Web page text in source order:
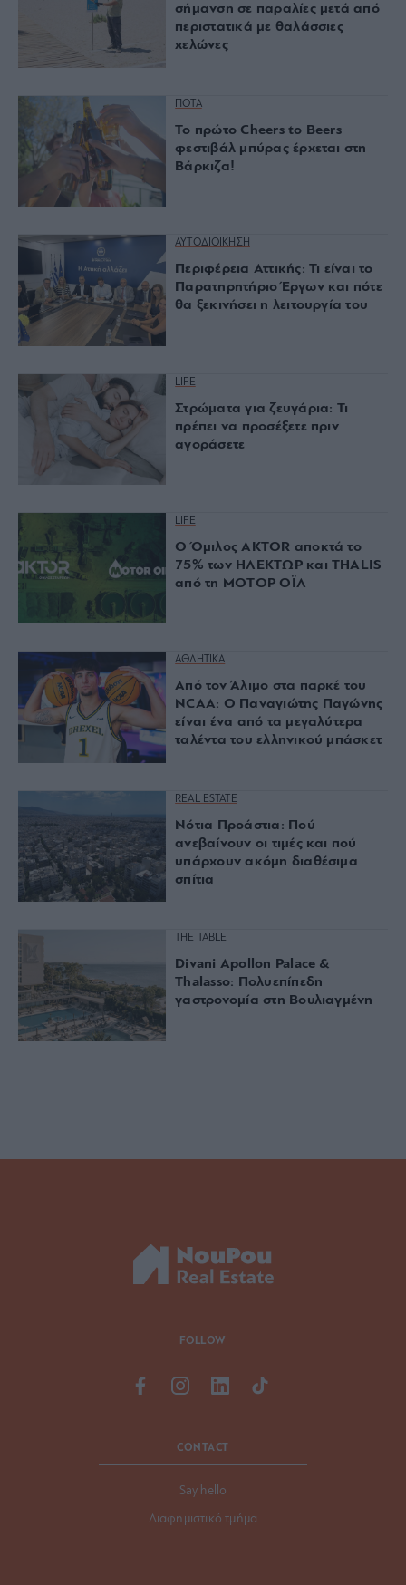
σήμανση σε παραλίες μετά από
περιστατικά με θαλάσσιες
χελώνες
ΠΟΤΑ
Το πρώτο Cheers to Beers
φεστιβάλ μπύρας έρχεται στη
Βάρκιζα!
ΑΥΤΟΔΙΟΙΚΗΣΗ
Περιφέρεια Αττικής: Τι είναι το
Παρατηρητήριο Έργων και πότε
θα ξεκινήσει η λειτουργία του
LIFE
Στρώματα για ζευγάρια: Τι
πρέπει να προσέξετε πριν
αγοράσετε
LIFE
Ο Όμιλος AKTOR αποκτά το
75% των ΗΛΕΚΤΩΡ και THALIS
από τη ΜΟΤΟΡ ΟΪΛ
ΑΘΛΗΤΙΚΑ
Από τον Άλιμο στα παρκέ του
NCAA: Ο Παναγιώτης Παγώνης
είναι ένα από τα μεγαλύτερα
ταλέντα του ελληνικού μπάσκετ
REAL ESTATE
Νότια Προάστια: Πού
ανεβαίνουν οι τιμές και πού
υπάρχουν ακόμη διαθέσιμα
σπίτια
THE TABLE
Divani Apollon Palace &
Thalasso: Πολυεπίπεδη
γαστρονομία στη Βουλιαγμένη
FOLLOW
CONTACT
Say hello
Διαφημιστικό τμήμα